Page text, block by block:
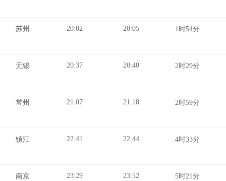
苏州 20:02 20:05 1时54分
无锡 20:37 20:40 2时29分
常州 21:07 21:18 2时59分
镇江 22:41 22:44 4时33分
南京 23:29 23:52 5时21分